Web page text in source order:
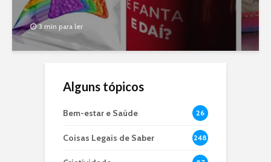
3 min para ler
Alguns tópicos
Bem-estar e Saúde 26
Coisas Legais de Saber 248